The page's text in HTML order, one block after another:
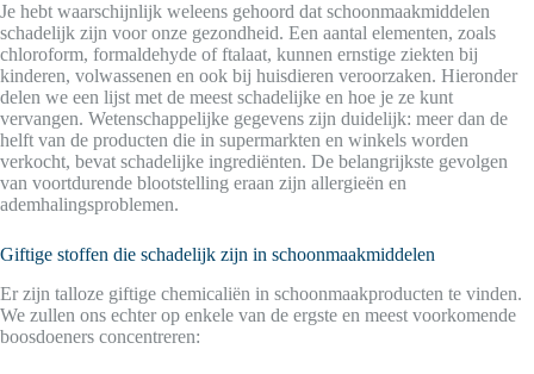
Je hebt waarschijnlijk weleens gehoord dat schoonmaakmiddelen
schadelijk zijn voor onze gezondheid. Een aantal elementen, zoals
chloroform, formaldehyde of ftalaat, kunnen ernstige ziekten bij
kinderen, volwassenen en ook bij huisdieren veroorzaken. Hieronder
delen we een lijst met de meest schadelijke en hoe je ze kunt
vervangen. Wetenschappelijke gegevens zijn duidelijk: meer dan de
helft van de producten die in supermarkten en winkels worden
verkocht, bevat schadelijke ingrediënten. De belangrijkste gevolgen
van voortdurende blootstelling eraan zijn allergieën en
ademhalingsproblemen.
Giftige stoffen die schadelijk zijn in schoonmaakmiddelen
Er zijn talloze giftige chemicaliën in schoonmaakproducten te vinden.
We zullen ons echter op enkele van de ergste en meest voorkomende
boosdoeners concentreren: